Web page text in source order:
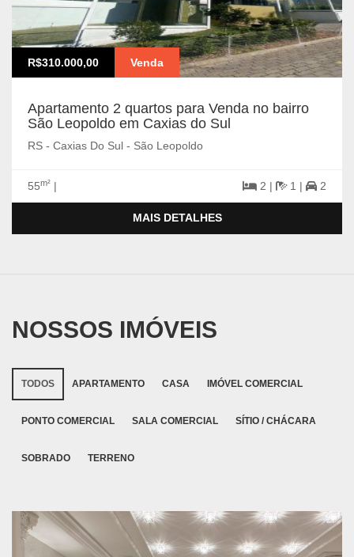
R$310.000,00 Venda
Apartamento 2 quartos para Venda no bairro
São Leopoldo em Caxias do Sul
RS - Caxias Do Sul - São Leopoldo
55m² | 2 | 1 | 2
MAIS DETALHES
NOSSOS IMÓVEIS
TODOS APARTAMENTO CASA IMÓVEL COMERCIAL
PONTO COMERCIAL SALA COMERCIAL SÍTIO / CHÁCARA
SOBRADO TERRENO